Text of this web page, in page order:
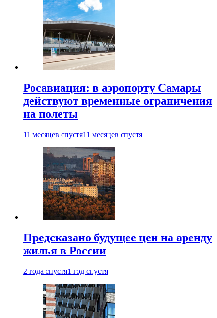
Росавиация: в аэропорту Самары
действуют временные ограничения
на полеты
11 месяцев спустя11 месяцев спустя
Предсказано будущее цен на аренду
жилья в России
2 года спустя1 год спустя